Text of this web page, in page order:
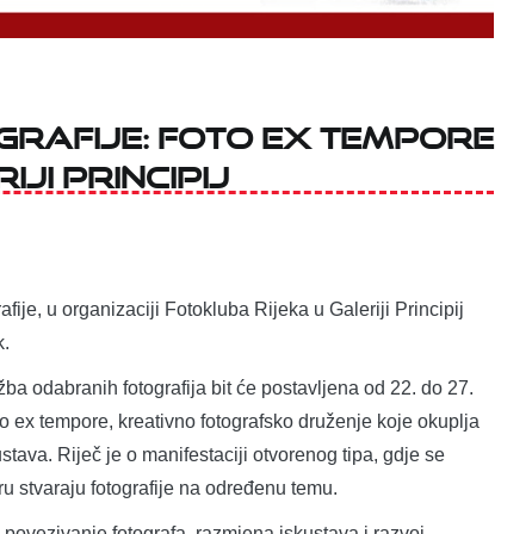
FOTO EX TEMPORE
PRINCIPIJ
u organizaciji Fotokluba Rijeka u Galeriji Principij
odabranih fotografija bit će postavljena od 22. do 27.
tempore, kreativno fotografsko druženje koje okuplja
Riječ je o manifestaciji otvorenog tipa, gdje se
stvaraju fotografije na određenu temu.